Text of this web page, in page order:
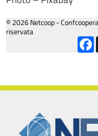
© 2026 Netcoop -
riservata